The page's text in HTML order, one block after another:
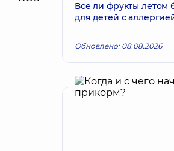
Все ли фрукты летом
для детей с
Обновлено: 08.08.2026